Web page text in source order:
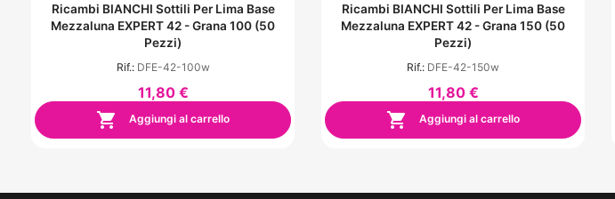
Ricambi BIANCHI Sottili Per Lima Base
Mezzaluna EXPERT 42 - Grana 100 (50
Pezzi)
Rif.: DFE-42-100w
11,80 €
 Aggiungi al carrello
Ricambi BIANCHI Sottili Per Lima Base
Mezzaluna EXPERT 42 - Grana 150 (50
Pezzi)
Rif.: DFE-42-150w
11,80 €
 Aggiungi al carrello